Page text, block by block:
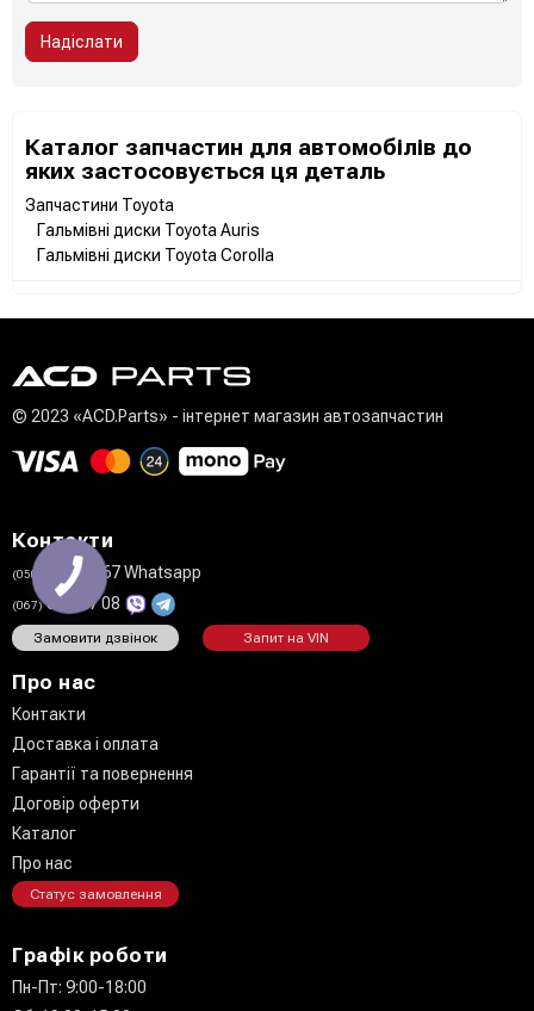
Надіслати
Каталог запчастин для автомобілів до
яких застосовується ця деталь
Запчастини Toyota
Гальмівні диски Toyota Auris
Гальмівні диски Toyota Corolla
© 2023 «ACD.Parts» - інтернет магазин автозапчастин
Контакти
(050) 711 02 67 Whatsapp
(067)808 27 08
Замовити дзвінок Запит на VIN
Про нас
Контакти
Доставка і оплата
Гарантії та повернення
Договір оферти
Каталог
Про нас
Статус замовлення
Графік роботи
Пн-Пт: 9:00-18:00